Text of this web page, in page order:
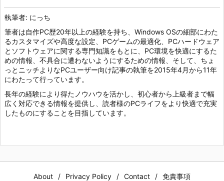
執筆者: にっち
筆者は自作PC歴20年以上の経験を持ち、Windows OSの細部にわた
るカスタマイズや高度な設定、PCゲームの最適化、PCハードウェア
とソフトウェアに関する専門知識をもとに、PC環境を快適にするた
めの情報、不具合に遭わないようにするための情報、そして、ちょ
っとニッチよりなPCユーザー向け記事の執筆を2015年4月から11年
にわたって行っています。
長年の経験により得たノウハウを活かし、初心者から上級者まで幅
広く対応できる情報を提供し、読者様のPCライフをより快適で充実
したものにすることを目指しています。
About Privacy Policy Contact 免責事項